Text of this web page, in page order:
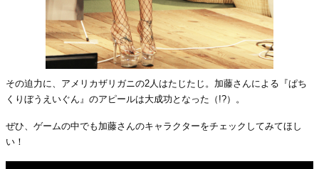
その迫力に、アメリカザリガニの2人はたじたじ。加藤さんによる『ぱち
くりぼうえいぐん』のアピールは大成功となった（!?）。
ぜひ、ゲームの中でも加藤さんのキャラクターをチェックしてみてほし
い！